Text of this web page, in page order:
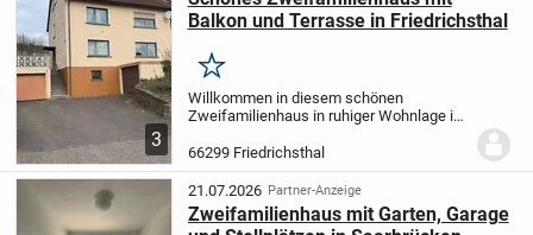
3
Balkon und Terrasse in Friedrichsthal
Merken
Willkommen in diesem schönen
Zweifamilienhaus in ruhiger Wohnlage in
bietet Ihnen im Erdgeschoss ca. 74 m²
Fläche und im Obergeschoss ca. 72 m²
sowie im...
66299 Friedrichsthal
21.07.2026 Partner-Anzeige
Zweifamilienhaus mit Garten, Garage